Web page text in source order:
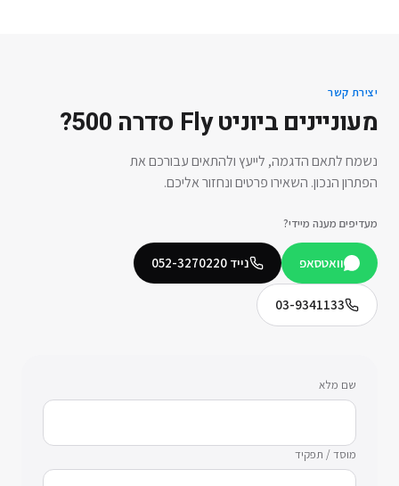
יצירת קשר
מעוניינים ביוניט Fly סדרה 500 ?
נשמח לתאם הדגמה, לייעץ ולהתאים עבורכם את
הפתרון הנכון. השאירו פרטים ונחזור אליכם.
מעדיפים מענה מיידי?
וואטסאפ נייד 052-3270220
03-9341133
שם מלא
מוסד / תפקיד